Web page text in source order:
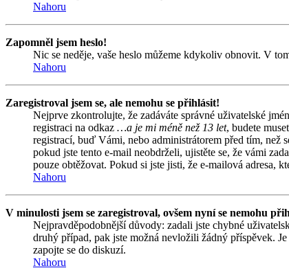
Nahoru
Zapomněl jsem heslo!
Nic se neděje, vaše heslo můžeme kdykoliv obnovit. V
Nahoru
Zaregistroval jsem se, ale nemohu se přihlásit!
Nejprve zkontrolujte, že zadáváte správné uživatelské
registraci na odkaz …a je mi méně než 13 let, budete
registrací, buď Vámi, nebo administrátorem před tím, než
pokud jste tento e-mail neobdrželi, ujistěte se, že vámi
pouze obtěžovat. Pokud si jste jisti, že e-mailová adresa,
Nahoru
V minulosti jsem se zaregistroval, ovšem nyní se nemohu
Nejpravděpodobnější důvody: zadali jste chybné
druhý případ, pak jste možná nevložili žádný příspěvek.
zapojte se do diskuzí.
Nahoru